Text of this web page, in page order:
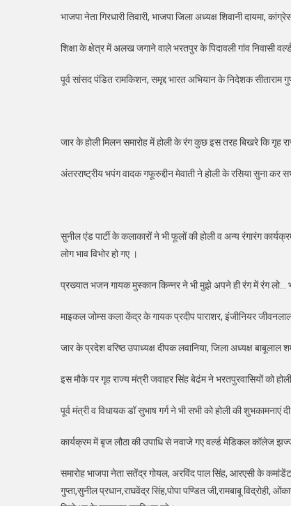
भाजपा नेता गिरधारी तिवारी, भाजपा जिला अध्यक्ष शिवानी दायमा,
शिक्षा के क्षेत्र में अलख जगाने वाले भरतपुर के पिदावली गांव निवासी
पूर्व सांसद पंडित रामकिशन, समृद्द भारत अभियान के निदेशक सीताराम
जार के होली मिलन समारोह में होली के रंग कुछ इस तरह बिखरे कि गृह
अंतरराष्ट्रीय भपंग वादक गफूरुद्दीन मेवाती ने होली के रसिया सुना कर
सुनील एंड पार्टी के कलाकारों ने भी फूलों की होली व अन्य रंगारंग
लोग भाव विभोर हो गए ।
प्रख्यात भजन गायक मुस्कान किन्नर ने भी मुझे अपने ही रंग में रंग लो…
माइकल जोम्स कला केंद्र के गायक प्रदीप पाराशर, इंजीनियर जीवनलाल
जार के प्रदेश वरिष्ठ उपाध्यक्ष दीपक लवानिया, जिला अध्यक्ष बाबूलाल
इस मौके पर गृह राज्य मंत्री जवाहर सिंह बेढंम ने भरतपुरवासियों को
पूर्व मंत्री व विधायक डॉ सुभाष गर्ग ने भी सभी को होली की शुभकामनाएं
कार्यक्रम में बृज लौठा की उपाधि से नवाजे गए वर्ल्ड मेडिकल कॉलेज
समारोह भाजपा नेता सतेंद्र गोयल, अरविंद पाल सिंह, आरएसी के कमांडेंट
गुप्ता,सुनील प्रधान,राघवेंद्र सिंह,पोपा पण्डित जी,रामबाबू विद्रोही,